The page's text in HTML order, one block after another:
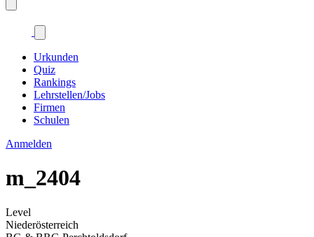
Urkunden
Quiz
Rankings
Lehrstellen/Jobs
Firmen
Schulen
Anmelden
m_2404
Level
Niederösterreich